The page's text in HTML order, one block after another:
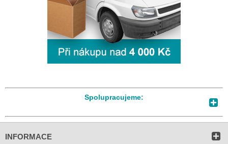
Spolupracujeme:
INFORMACE